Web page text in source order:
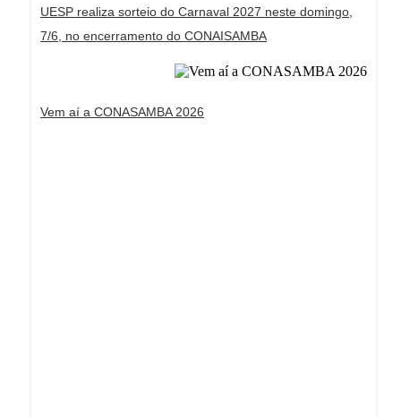
UESP realiza sorteio do Carnaval 2027 neste domingo,
7/6, no encerramento do CONAISAMBA
Vem aí a CONASAMBA 2026